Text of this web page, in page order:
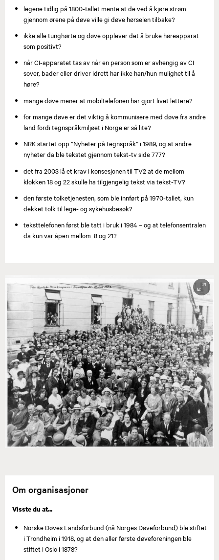
legene tidlig på 1800-tallet mente at de ved å kjøre strøm
gjennom ørene på døve ville gi døve hørselen tilbake?
ikke alle tunghørte og døve opplever det å bruke høreapparat
som positivt?
når CI-apparatet tas av når en person som er avhengig av CI
sover, bader eller driver idrett har ikke han/hun mulighet til å
høre?
mange døve mener at mobiltelefonen har gjort livet lettere?
for mange døve er det viktig å kommunisere med døve fra andre
land fordi tegnspråkmiljøet i Norge er så lite?
NRK startet opp ”Nyheter på tegnspråk” i 1989, og at andre
nyheter da ble tekstet gjennom tekst-tv side 777?
det fra 2003 lå et krav i konsesjonen til TV2 at de mellom
klokken 18 og 22 skulle ha tilgjengelig tekst via tekst-TV?
den første tolketjenesten, som ble innført på 1970-tallet, kun
dekket tolk til lege- og sykehusbesøk?
teksttelefonen først ble tatt i bruk i 1984 – og at telefonsentralen
da kun var åpen mellom 8 og 21?
Om organisasjoner
Visste du at...
Norske Døves Landsforbund (nå Norges Døveforbund) ble stiftet
i Trondheim i 1918, og at den aller første døveforeningen ble
stiftet i Oslo i 1878?